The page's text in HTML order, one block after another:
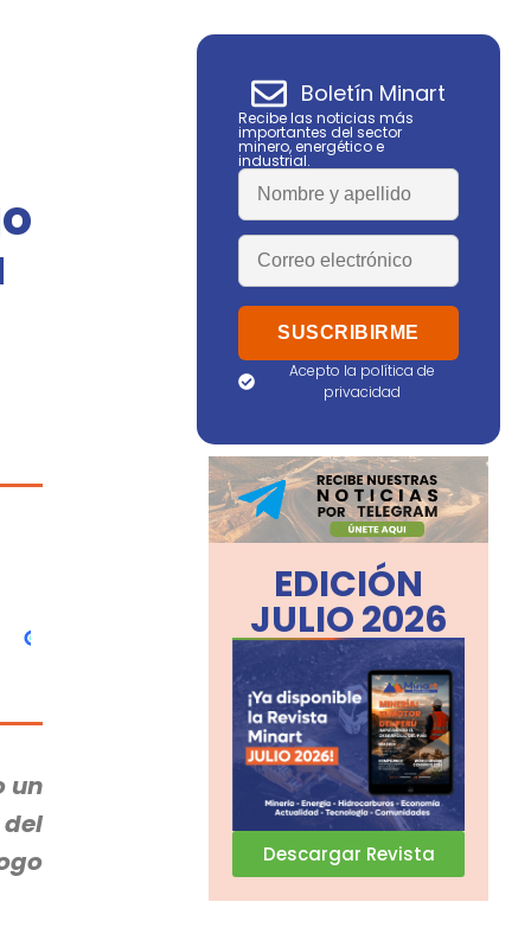
un
Boletín Minart
Recibe las noticias más
importantes del sector
minero, energético e
industrial.
Acepto la política de
privacidad
EDICIÓN
JULIO 2026
Descargar Revista